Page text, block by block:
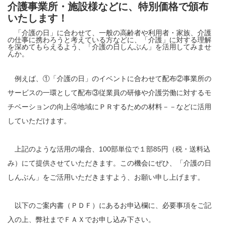
介護事業所・施設様などに、特別価格で頒布
いたします！
「介護の日」に合わせて、一般の高齢者や利用者・家族、介護
の仕事に携わろうと考えている方などに、「介護」に対する理解
を深めてもらえるよう、「介護の日しんぶん」を活用してみませ
んか。
例えば、①「介護の日」のイベントに合わせて配布②事業所の
サービスの一環として配布③従業員の研修や介護労働に対するモ
チベーションの向上④地域にＰＲするための材料－－などに活用
していただけます。
上記のような活用の場合、 100部単位で１部85円（税・送料込
み） にて提供させていただきます。この機会にぜひ、「介護の日
しんぶん」をご活用いただきますよう、お願い申し上げます。
以下のご案内書（ＰＤＦ）にあるお申込欄に、必要事項をご記
入の上、弊社までＦＡＸでお申し込み下さい。